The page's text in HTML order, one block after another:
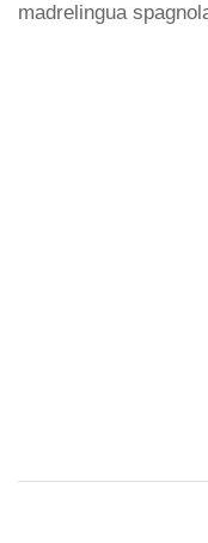
madrelingua